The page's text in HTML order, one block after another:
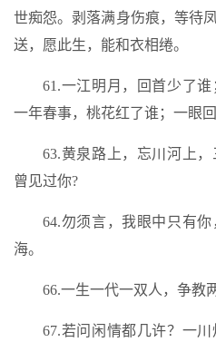
世痴怨。剥落满身伤痕，等待
送，愿此生，能和衣相绻。
61.一江明月，回首少了谁
一年春事，桃花红了谁；一眼
63.黄泉路上，忘川河上
曾见过你?
64.勿须言，我眼中只有
海。
66.一生一代一双人，争教
67.若问闲情都几许？一